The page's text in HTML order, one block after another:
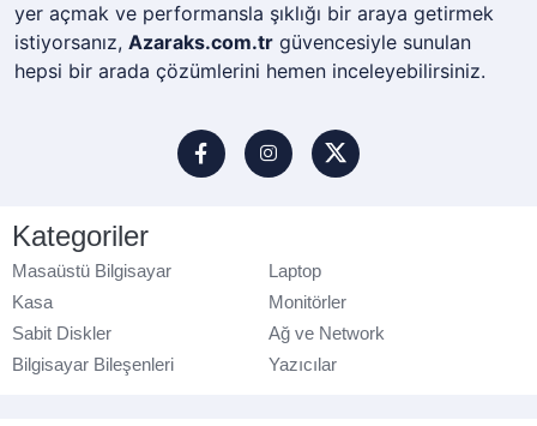
yer açmak ve performansla şıklığı bir araya getirmek
istiyorsanız, Azaraks.com.tr güvencesiyle sunulan
hepsi bir arada çözümlerini hemen inceleyebilirsiniz.
Kategoriler
Masaüstü Bilgisayar
Laptop
Kasa
Monitörler
Sabit Diskler
Ağ ve Network
Bilgisayar Bileşenleri
Yazıcılar